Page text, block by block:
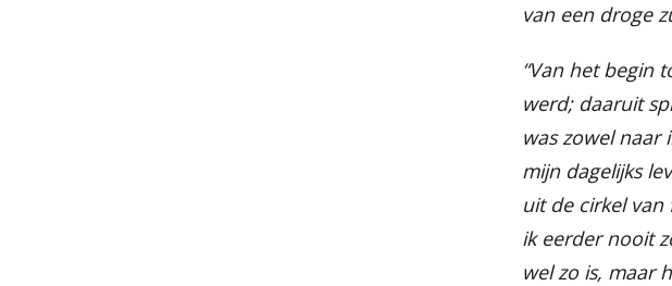
van een droge
“Van het begin
werd; daaruit
was zowel naar
mijn dagelijks
uit de cirkel
ik eerder nooit
wel zo is, maar